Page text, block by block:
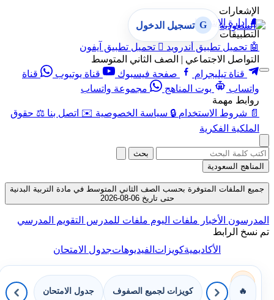
الإشعارات
🔔 إدارة الإشعارات
التطبيقات
🤖 تحميل تطبيق أندرويد  تحميل تطبيق آيفون
التواصل الاجتماعي | الصف الثاني المتوسط
قناة تيليجرام
صفحة فيسبوك قناة يوتيوب
قناة
واتساب
بوت المناهج
مجموعة واتساب
روابط مهمة
📄 شروط الاستخدام 🔒 سياسة الخصوصية ✉️ اتصل بنا ⚖️ حقوق
الملكية الفكرية
G تسجيل الدخول
بحث
المناهج السعودية
جميع الملفات المتوفرة بحسب الصف الثاني المتوسط في مادة التربية البدنية
حتى تاريخ 06-08-2026
المدرسون الأخبار ملفات اليوم ملفات للمدرس التقويم المدرسي
تم نسخ الرابط
الأكاديميةكويزاتالفيديوهاتجدول الامتحان
🔥 كويزات لجميع الصفوف جدول الامتحان